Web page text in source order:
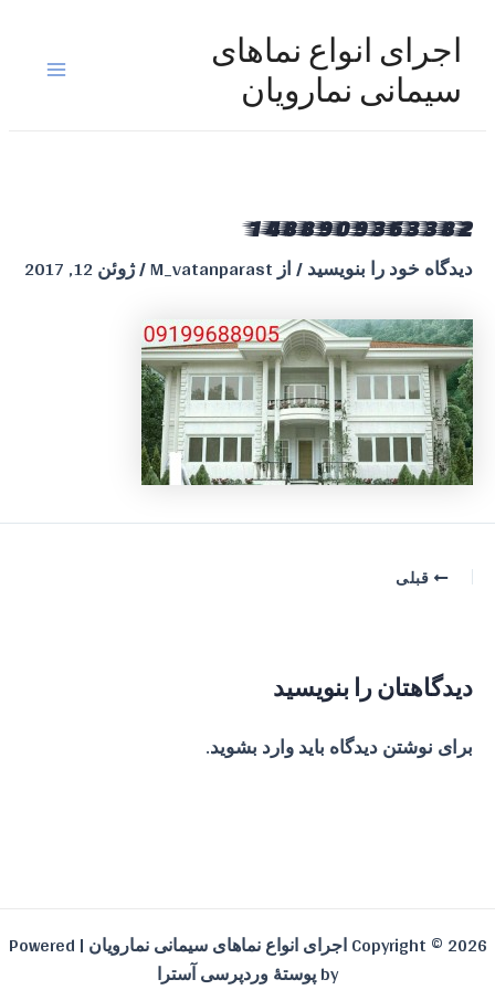
اجرای انواع نماهای
سیمانی نمارویان
Main
1488909363382
دیدگاه‌ خود را بنویسید/ ازM_vatanparast
/ژوئن 12, 2017
پیمایشقبلی
دیدگاهتان را بنویسید
برای نوشتن دیدگاه بایدوارد بشوید.
Copyright © 2026 اجرای انواع نماهای سیمانی نمارویان | Powered
byپوستهٔ وردپرسی آسترا